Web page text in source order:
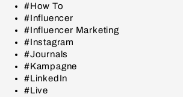
#How To
#Influencer
#Influencer Marketing
#Instagram
#Journals
#Kampagne
#LinkedIn
#Live